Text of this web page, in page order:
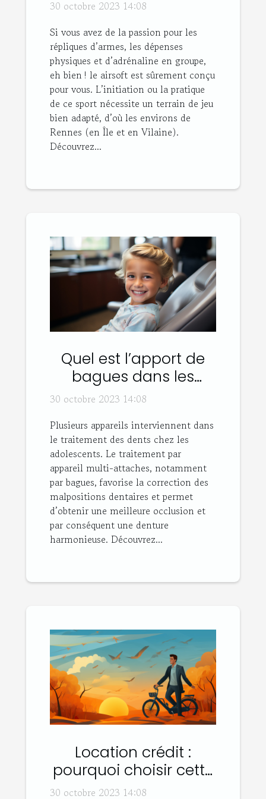
30 octobre 2023 14:08
Si vous avez de la passion pour les
répliques d’armes, les dépenses
physiques et d’adrénaline en groupe,
eh bien ! le airsoft est sûrement conçu
pour vous. L’initiation ou la pratique
de ce sport nécessite un terrain de jeu
bien adapté, d’où les environs de
Rennes (en Île et en Vilaine).
Découvrez...
Quel est l’apport de
bagues dans les
traitements dentaires
adultes ?
30 octobre 2023 14:08
Plusieurs appareils interviennent dans
le traitement des dents chez les
adolescents. Le traitement par
appareil multi-attaches, notamment
par bagues, favorise la correction des
malpositions dentaires et permet
d’obtenir une meilleure occlusion et
par conséquent une denture
harmonieuse. Découvrez...
Location crédit :
pourquoi choisir cette
option ?
30 octobre 2023 14:08